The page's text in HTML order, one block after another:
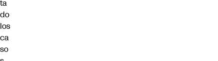
ta
do
los
ca
so